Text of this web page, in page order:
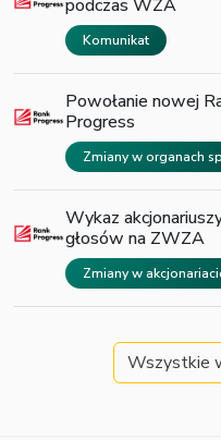
podczas WZA
Komunikat
Powołanie nowej
Progress
Zmiany w organach
Wykaz
głosów na ZWZA
Zmiany w
Wszystkie